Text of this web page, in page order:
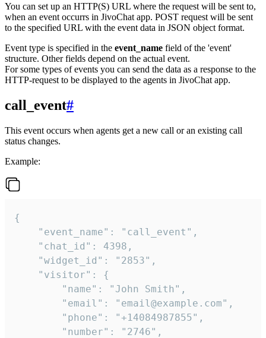
You can set up an HTTP(S) URL where the request will be sent to,
when an event occurrs in JivoChat app. POST request will be sent
to the specified URL with the event data in JSON object format.
Event type is specified in the event_name field of the 'event'
structure. Other fields depend on the actual event.
For some types of events you can send the data as a response to the
HTTP-request to be displayed to the agents in JivoChat app.
call_event#
This event occurs when agents get a new call or an existing call
status changes.
Example:
{
    "event_name": "call_event",
    "chat_id": 4398,
    "widget_id": "2853",
    "visitor": {
        "name": "John Smith",
        "email": "email@example.com",
        "phone": "+14084987855",
        "number": "2746",